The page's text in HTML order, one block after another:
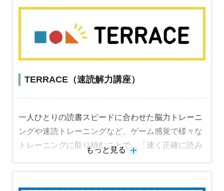
TERRACE（速読解力講座）
一人ひとりの読書スピードに合わせた脳力トレーニ
ングや速読トレーニングなど、ゲーム感覚で様々な
トレーニングに取り組むことで、「速く正確に読み
もっと見る